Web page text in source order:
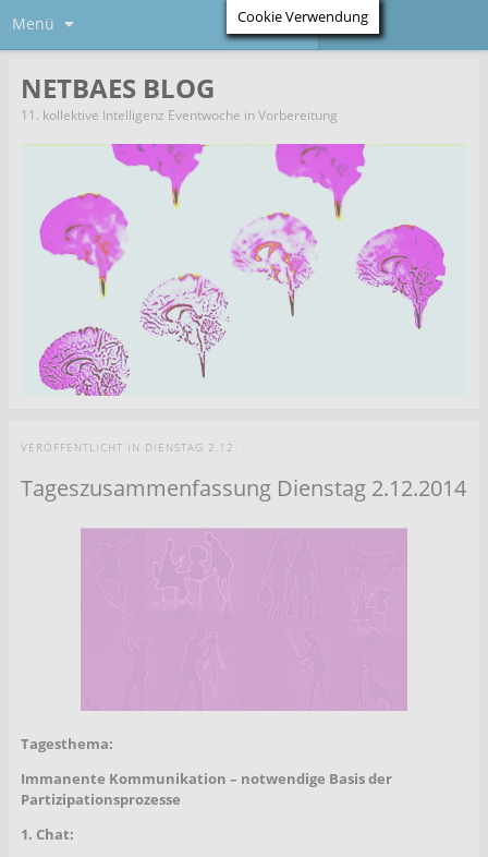
Menü
NETBAES BLOG
11. kollektive Intelligenz Eventwoche in Vorbereitung
VERÖFFENTLICHT IN DIENSTAG 2.12.
Tageszusammenfassung Dienstag 2.12.2014
Tagesthema:
Immanente Kommunikation – notwendige Basis der
Partizipationsprozesse
1. Chat:
Cookie Verwendung